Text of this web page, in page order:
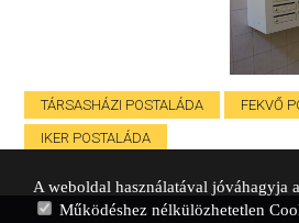
TÁRSASHÁZI POSTALÁDA
FEKVŐ
IKER POSTALÁDA
A weboldal használatával jóváhagyja
Működéshez nélkülözhetetlen